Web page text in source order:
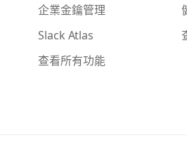
企業金鑰管理
Slack Atlas
查看所有功能